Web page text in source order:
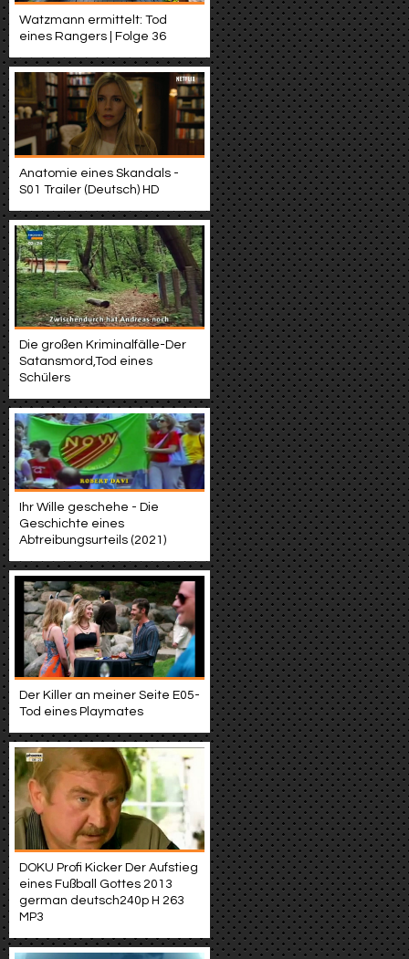
Watzmann ermittelt: Tod
eines Rangers | Folge 36
Anatomie eines Skandals -
S01 Trailer (Deutsch) HD
Die großen Kriminalfälle-Der
Satansmord,Tod eines
Schülers
Ihr Wille geschehe - Die
Geschichte eines
Abtreibungsurteils (2021)
Der Killer an meiner Seite E05-
Tod eines Playmates
DOKU Profi Kicker Der Aufstieg
eines Fußball Gottes 2013
german deutsch240p H 263
MP3